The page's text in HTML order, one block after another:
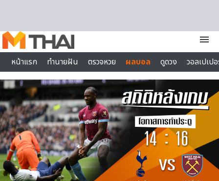
menu
หน้าแรก
ทำนายฝัน ตรวจหวย ผลบอล ดูดวง
วอลเปเป
ไลฟ์สไตล์